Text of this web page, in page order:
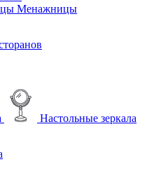
Менажницы
Настольные зеркала